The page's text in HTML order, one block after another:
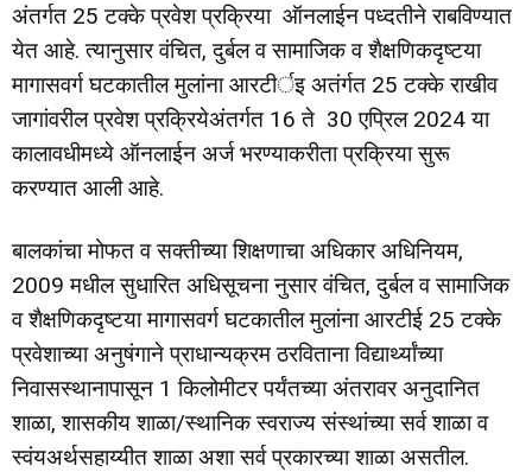
अंतर्गत 25 टक्के प्रवेश प्रक्रिया ऑनलाईन पध्दतीने राबविण्यात
येत आहे. त्यानुसार वंचित, दुर्बल व सामाजिक व शैक्षणिकदृष्टया
मागासवर्ग घटकातील मुलांना आरटीर्इ अतंर्गत 25 टक्के राखीव
जागांवरील प्रवेश प्रक्रियेअंतर्गत 16 ते 30 एप्रिल 2024 या
कालावधीमध्ये ऑनलाईन अर्ज भरण्याकरीता प्रक्रिया सुरू
करण्यात आली आहे.
बालकांचा मोफत व सक्तीच्या शिक्षणाचा अधिकार अधिनियम,
2009 मधील सुधारित अधिसूचना नुसार वंचित, दुर्बल व सामाजिक
व शैक्षणिकदृष्टया मागासवर्ग घटकातील मुलांना आरटीई 25 टक्के
प्रवेशाच्या अनुषंगाने प्राधान्यक्रम ठरविताना विद्यार्थ्यांच्या
निवासस्थानापासून 1 किलोमीटर पर्यंतच्या अंतरावर अनुदानित
शाळा, शासकीय शाळा/स्थानिक स्वराज्य संस्थांच्या सर्व शाळा व
स्वंयअर्थसहाय्यीत शाळा अशा सर्व प्रकारच्या शाळा असतील.